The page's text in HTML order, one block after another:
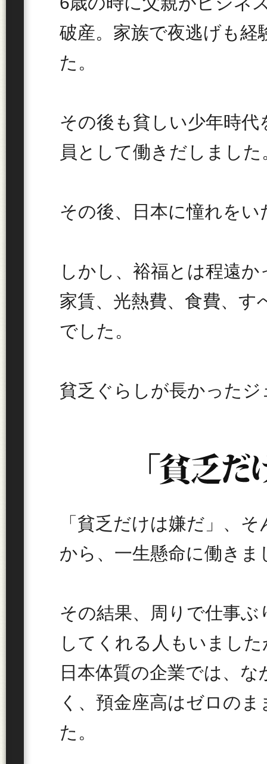
破産。家族で夜逃げも経
た。
その後も貧しい少年時
員として働きだしました
その後、日本に憧れを
しかし、裕福とは程遠
家賃、光熱費、食費、
でした。
貧乏ぐらしが長かった
「貧乏だけは嫌だ」、
から、一生懸命に働きま
その結果、周りで仕事ぶ
してくれる人もいまし
日本体質の企業では、
く、預金座高はゼロの
た。